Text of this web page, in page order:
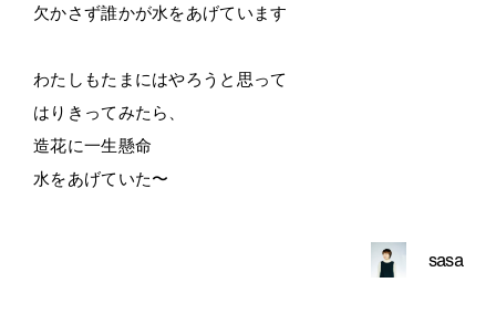
欠かさず誰かが水をあげています
わたしもたまにはやろうと思って
はりきってみたら、
造花に一生懸命
水をあげていた〜
sasa